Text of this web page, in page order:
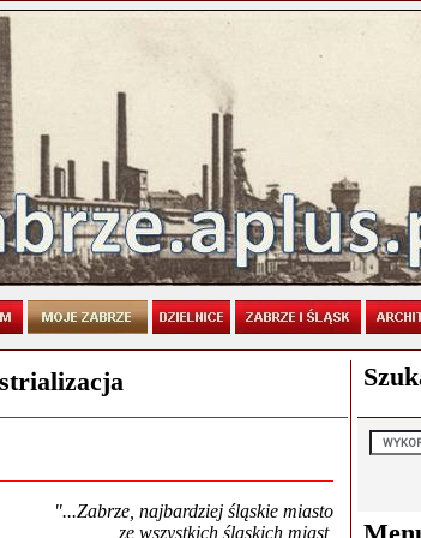
"...Zabrze, najbardziej śląskie miasto
ze wszystkich śląskich miast,